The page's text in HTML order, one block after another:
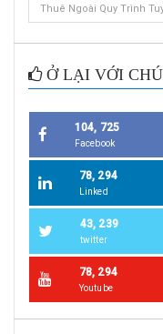
Thuê Ngoài Quy Trình
Ở LẠI VỚI
104, 725
Facebook
78, 294
Linked
43, 239
twitter
78, 294
Youtube